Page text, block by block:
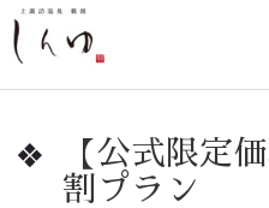
【公式限定
割プラン